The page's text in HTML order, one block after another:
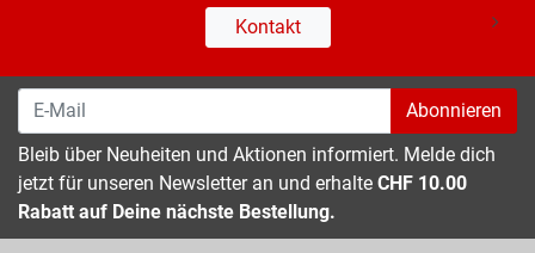
Kontakt
Abonnieren
Bleib über Neuheiten und Aktionen informiert. Melde dich
jetzt für unseren Newsletter an und erhalte CHF 10.00
Rabatt auf Deine nächste Bestellung.